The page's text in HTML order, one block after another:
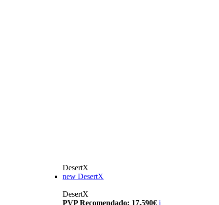
DesertX
new DesertX
DesertX
PVP Recomendado: 17.590€ i